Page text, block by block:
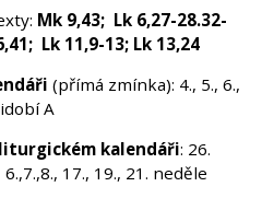
Mk 9,43; Lk 6,27-28.32-
Lk 11,9-13; Lk 13,24
(přímá zmínka): 4., 5., 6.,
A
kalendáři: 26.
17., 19., 21. neděle